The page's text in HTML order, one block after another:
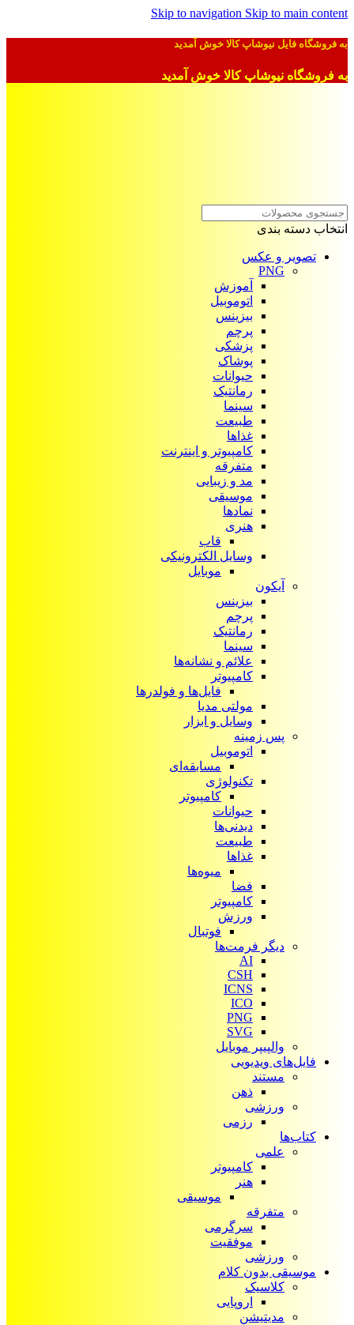
Skip to navigation Skip to main content
به فروشگاه فایل نیوشاپ کالا خوش آمدید
به فروشگاه نیوشاپ کالا خوش آمدید
انتخاب دسته بندی
تصویر و عکس
PNG
آموزش
اتوموبیل
بیزینس
پرچم
پزشکی
پوشاک
حیوانات
رمانتیک
سینما
طبیعت
غذاها
کامپیوتر و اینترنت
متفرقه
مد و زیبایی
موسیقی
نمادها
هنری
قاب
وسایل الکترونیکی
موبایل
آیکون‌
بیزینس
پرچم
رمانتیک
سینما
علائم و نشانه‌ها
کامپیوتر
فایل‌ها و فولدرها
مولتی مدیا
وسایل و ابزار
پس زمینه
اتوموبیل
مسابقه‌ای
تکنولوژی
کامپیوتر
حیوانات
دیدنی‌ها
طبیعت
غذاها
میوه‌ها
فضا
کامپیوتر
ورزش
فوتبال
دیگر فرمت‌ها
AI
CSH
ICNS
ICO
PNG
SVG
والپیپر موبایل
فایل‌های ویدیویی
مستند
ذهن
ورزشی
رزمی
کتاب‌ها
علمی
کامپیوتر
هنر
موسیقی
متفرقه
سرگرمی
موفقیت
ورزشی
موسیقی بدون کلام
کلاسیک
اروپایی
مدیتیشن